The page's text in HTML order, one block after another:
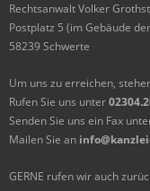
Rechtsanwalt Volker
Postplatz 5 (im Gebäude
58239 Schwerte
Um uns zu erreichen,
Rufen Sie uns unter
Senden Sie uns ein Fax
Mailen Sie an
GERNE rufen wir auch